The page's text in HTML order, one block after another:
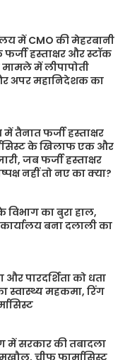
में CMO की मेहरबानी
हस्ताक्षर और स्टॉक
में लीपापोती
अपर महानिदेशक का
तैनात फर्जी हस्ताक्षर
के खिलाफ एक और
जब फर्जी हस्ताक्षर
नहीं तो नए का क्या?
विभाग का बुरा हाल,
बना दलाली का
पारदर्शिता को धता
स्वास्थ्य महकमा, रिंग
में सरकार की तबादला
चीफ फार्मासिस्ट